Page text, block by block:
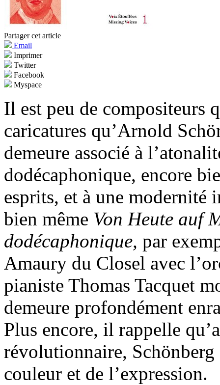
Partager cet article
Email
Imprimer
Twitter
Facebook
Myspace
Il est peu de compositeurs
caricatures qu’Arnold
demeure associé à
dodécaphonique, encore
esprits, et à une modernité
bien même Von Heute auf
dodécaphonique, par
Amaury du Closel avec
pianiste Thomas Tacquet
demeure profondément
Plus encore, il rappelle
révolutionnaire,
couleur et de l’expression.